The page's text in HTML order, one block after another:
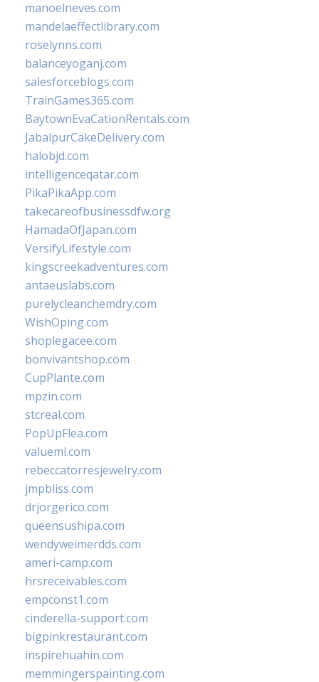
manoelneves.com
mandelaeffectlibrary.com
roselynns.com
balanceyoganj.com
salesforceblogs.com
TrainGames365.com
BaytownEvaCationRentals.com
JabalpurCakeDelivery.com
halobjd.com
intelligenceqatar.com
PikaPikaApp.com
takecareofbusinessdfw.org
HamadaOfJapan.com
VersifyLifestyle.com
kingscreekadventures.com
antaeuslabs.com
purelycleanchemdry.com
WishOping.com
shoplegacee.com
bonvivantshop.com
CupPlante.com
mpzin.com
stcreal.com
PopUpFlea.com
valueml.com
rebeccatorresjewelry.com
jmpbliss.com
drjorgerico.com
queensushipa.com
wendyweimerdds.com
ameri-camp.com
hrsreceivables.com
empconst1.com
cinderella-support.com
bigpinkrestaurant.com
inspirehuahin.com
memmingerspainting.com